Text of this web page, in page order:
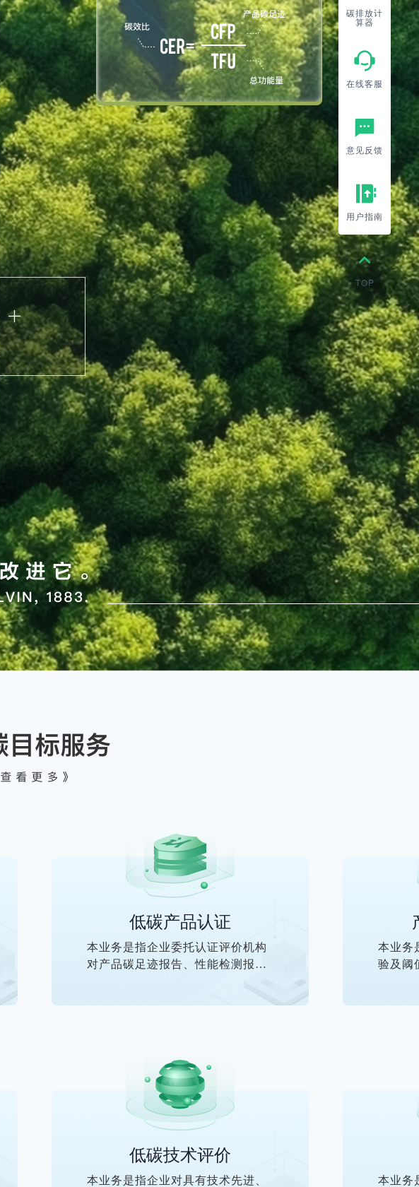
低碳产品认证
本业务是指企业委托认证评价机构
对产品碳足迹报告、性能检测报告
本业务
验及阈
低碳技术评价
本业务是指企业对具有技术先进、
本业务
碳排放计
算器
在线客服
意见反馈
用户指南
TOP